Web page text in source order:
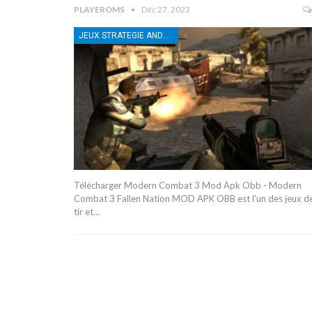
PLAYEROMS Déc 27, 2023
JEUX STRATEGIE ANDROID
Télécharger Modern Combat 3 Mod Apk Obb - Modern
Combat 3 Fallen Nation MOD APK OBB est l'un des jeux
tir et…